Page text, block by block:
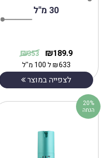
30 מ"ל
189.9
₪
353
₪
633
₪ל 100 מ''ל
לצפייה במוצר
20%
הנחה